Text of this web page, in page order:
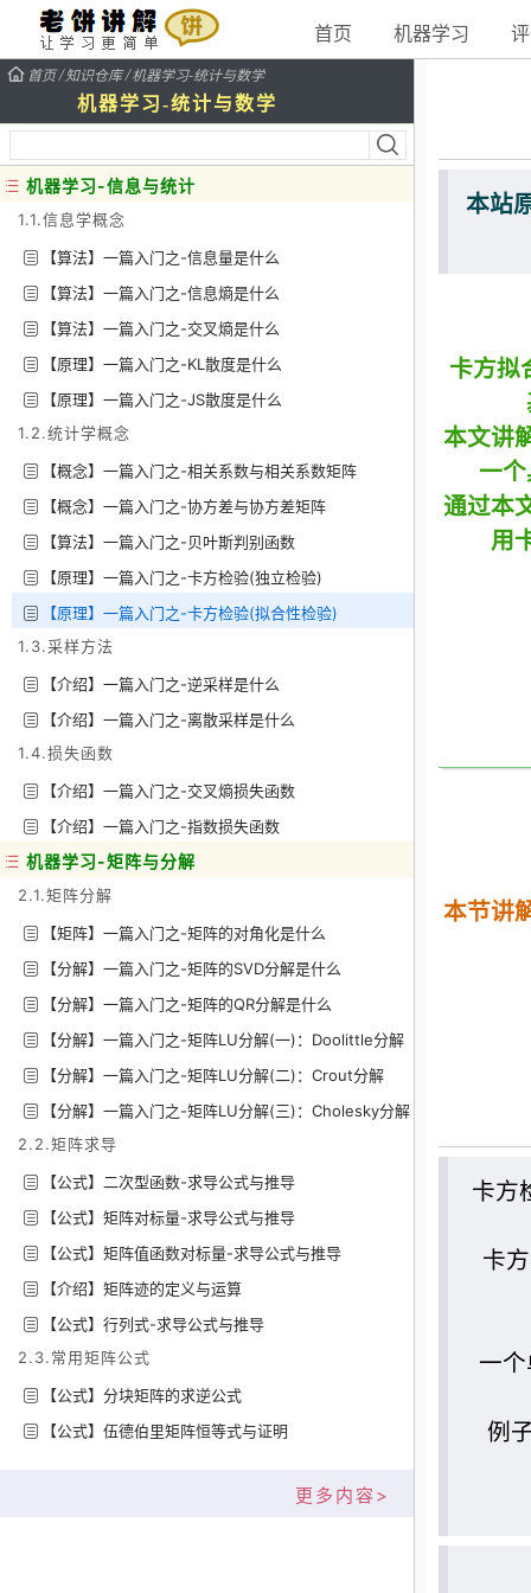
首页 机器学习
首页/知识仓库/机器学习-统计与数学
机器学习-统计与数学
机器学习-信息与统计
1.1.信息学概念
【算法】一篇入门之-信息量是什么
【算法】一篇入门之-信息熵是什么
【算法】一篇入门之-交叉熵是什么
【原理】一篇入门之-KL散度是什么
【原理】一篇入门之-JS散度是什么
1.2.统计学概念
【概念】一篇入门之-相关系数与相关系数矩阵
【概念】一篇入门之-协方差与协方差矩阵
【算法】一篇入门之-贝叶斯判别函数
【原理】一篇入门之-卡方检验(独立检验)
【原理】一篇入门之-卡方检验(拟合性检验)
1.3.采样方法
【介绍】一篇入门之-逆采样是什么
【介绍】一篇入门之-离散采样是什么
1.4.损失函数
【介绍】一篇入门之-交叉熵损失函数
【介绍】一篇入门之-指数损失函数
机器学习-矩阵与分解
2.1.矩阵分解
【矩阵】一篇入门之-矩阵的对角化是什么
【分解】一篇入门之-矩阵的SVD分解是什么
【分解】一篇入门之-矩阵的QR分解是什么
【分解】一篇入门之-矩阵LU分解(一)：Doolittle分解
【分解】一篇入门之-矩阵LU分解(二)：Crout分解
【分解】一篇入门之-矩阵LU分解(三)：Cholesky分解
2.2.矩阵求导
【公式】二次型函数-求导公式与推导
【公式】矩阵对标量-求导公式与推导
【公式】矩阵值函数对标量-求导公式与推导
【介绍】矩阵迹的定义与运算
【公式】行列式-求导公式与推导
2.3.常用矩阵公式
【公式】分块矩阵的求逆公式
【公式】伍德伯里矩阵恒等式与证明
更多内容>
本站
卡方拟
本文讲
一
通过本
用
本节讲
卡方
卡
一
例